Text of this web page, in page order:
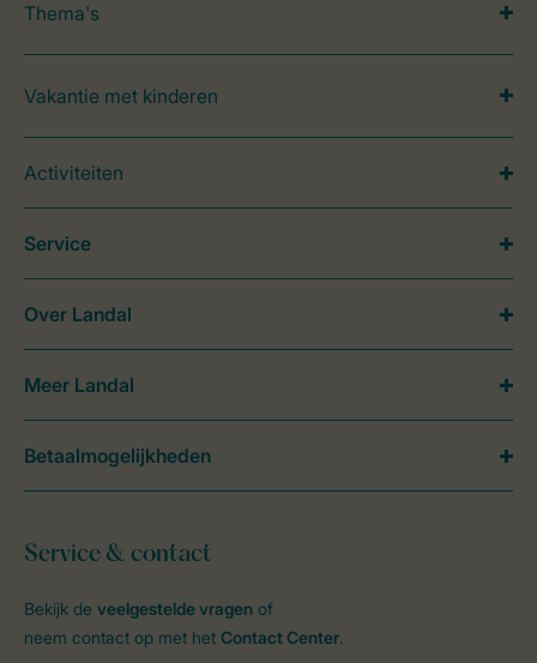
Thema's
Vakantie met kinderen
Activiteiten
Service & contact
Bekijk de veelgestelde vragen of
neem contact op met het Contact Center.
Service
Over Landal
Meer Landal
Betaalmogelijkheden